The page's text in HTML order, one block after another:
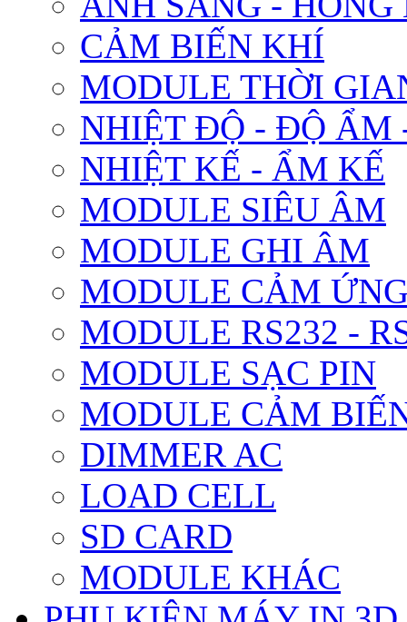
CẢM BIẾN KHÍ
MODULE THỜI
NHIỆT ĐỘ - ĐỘ ẨM
NHIỆT KẾ - ẨM KẾ
MODULE SIÊU ÂM
MODULE GHI ÂM
MODULE CẢM
MODULE RS232 -
MODULE SẠC PIN
MODULE CẢM
DIMMER AC
LOAD CELL
SD CARD
MODULE KHÁC